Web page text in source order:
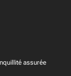
assurée